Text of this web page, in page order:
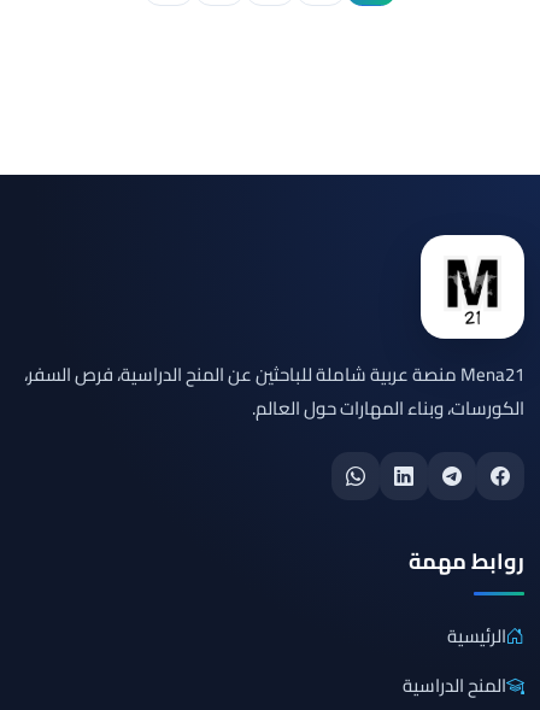
Mena21 منصة عربية شاملة للباحثين عن المنح الدراسية، فرص السفر،
الكورسات، وبناء المهارات حول العالم.
روابط مهمة
الرئيسية
المنح الدراسية